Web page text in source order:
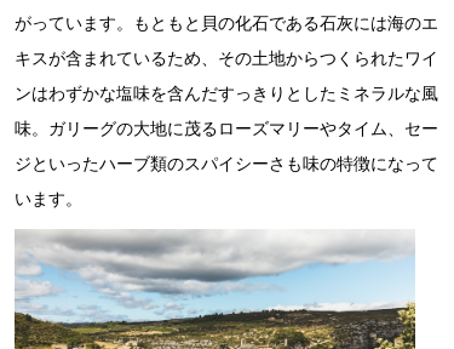
がっています。もともと貝の化石である石灰には海のエ
キスが含まれているため、その土地からつくられたワイ
ンはわずかな塩味を含んだすっきりとしたミネラルな風
味。ガリーグの大地に茂るローズマリーやタイム、セー
ジといったハーブ類のスパイシーさも味の特徴になって
います。